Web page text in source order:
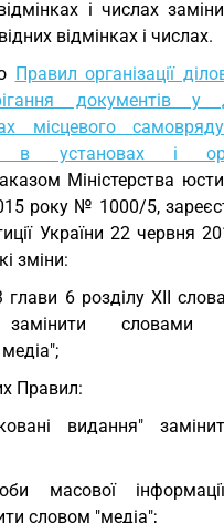
і числах
відмінках і числах.
Правил організації
документів у
місцевого
в установах і
Міністерства
року № 1000/5,
України 22 червня
зміни:
глави 6 розділу XII
замінити словами
Правил:
видання"
масової
словом "медіа";